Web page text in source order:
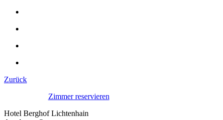
Zurück
Zimmer reservieren
Hotel Berghof Lichtenhain